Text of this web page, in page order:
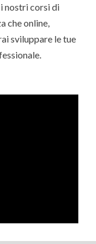
nostri corsi di
che online,
sviluppare le tue